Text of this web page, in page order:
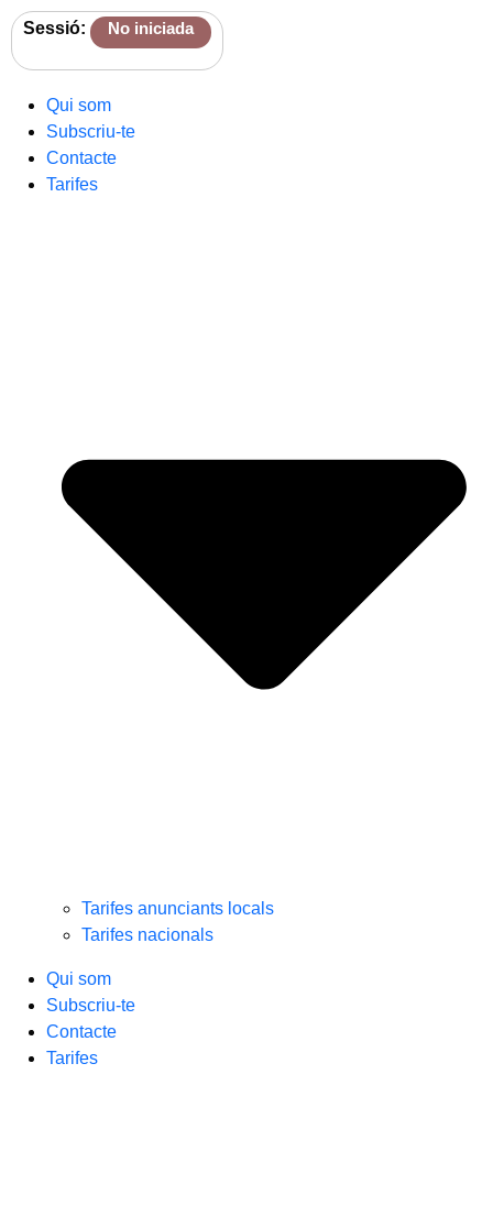
Sessió: No iniciada
Qui som
Subscriu-te
Contacte
Tarifes
Tarifes anunciants locals
Tarifes nacionals
Qui som
Subscriu-te
Contacte
Tarifes